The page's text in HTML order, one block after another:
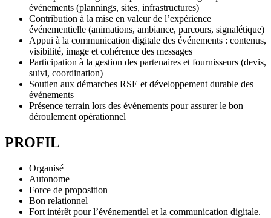
événements (plannings, sites, infrastructures)
Contribution à la mise en valeur de l’expérience
événementielle (animations, ambiance, parcours, signalétique)
Appui à la communication digitale des événements : contenus,
visibilité, image et cohérence des messages
Participation à la gestion des partenaires et fournisseurs (devis,
suivi, coordination)
Soutien aux démarches RSE et développement durable des
événements
Présence terrain lors des événements pour assurer le bon
déroulement opérationnel
PROFIL
Organisé
Autonome
Force de proposition
Bon relationnel
Fort intérêt pour l’événementiel et la communication digitale.